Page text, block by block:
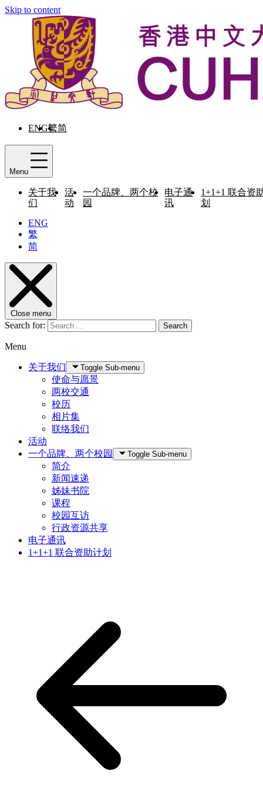
Skip to content
ENG繁简
Menu
关于我
们
活
动
一个品牌、两个校
园
电子通
讯
1+1+1 联合资
划
ENG
繁
简
Close menu
Search for: Search
Menu
关于我们 Toggle Sub-menu
使命与愿景
两校交通
校历
相片集
联络我们
活动
一个品牌、两个校园
Toggle Sub-menu
简介
新闻速递
姊妹书院
课程
校园互访
行政资源共享
电子通讯
1+1+1 联合资助计划